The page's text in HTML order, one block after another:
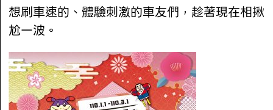
想刷車速的、體驗刺激的車友們，趁著現在相揪
尬一波。